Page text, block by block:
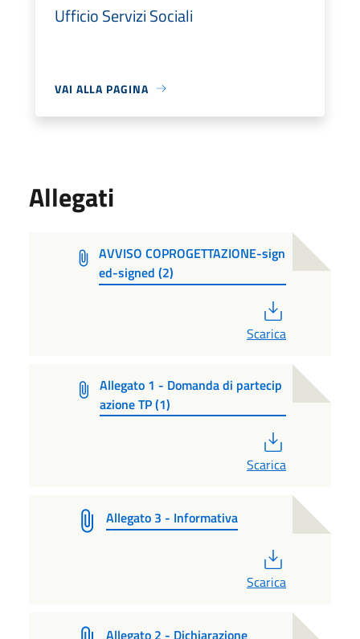
Ufficio Servizi Sociali
VAI ALLA PAGINA
Allegati
AVVISO COPROGETTAZIONE-sign
ed-signed (2)
Scarica
Allegato 1 - Domanda di partecip
azione TP (1)
Scarica
Allegato 3 - Informativa
Scarica